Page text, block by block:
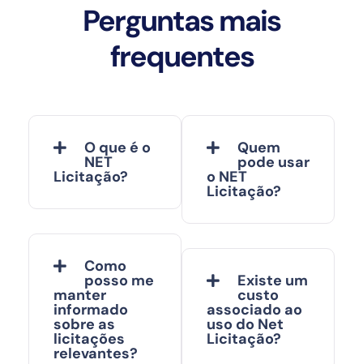
Perguntas mais
frequentes
O que é o
NET
Licitação?
Como
posso me
manter
informado
sobre as
licitações
relevantes?
Quem
pode usar
o NET
Licitação?
Existe um
custo
associado ao
uso do Net
Licitação?